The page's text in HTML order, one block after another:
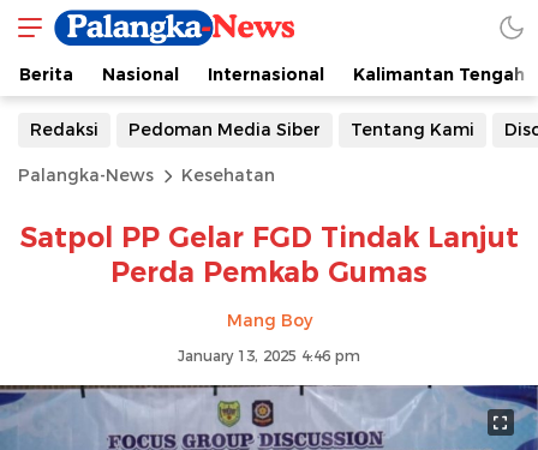
Berita Nasional Internasional Kalimantan Tengah
Redaksi Pedoman Media Siber Tentang Kami
Palangka-News Kesehatan
Satpol PP Gelar FGD Tindak Lanjut
Perda Pemkab Gumas
Mang Boy
January 13, 2025 4:46 pm